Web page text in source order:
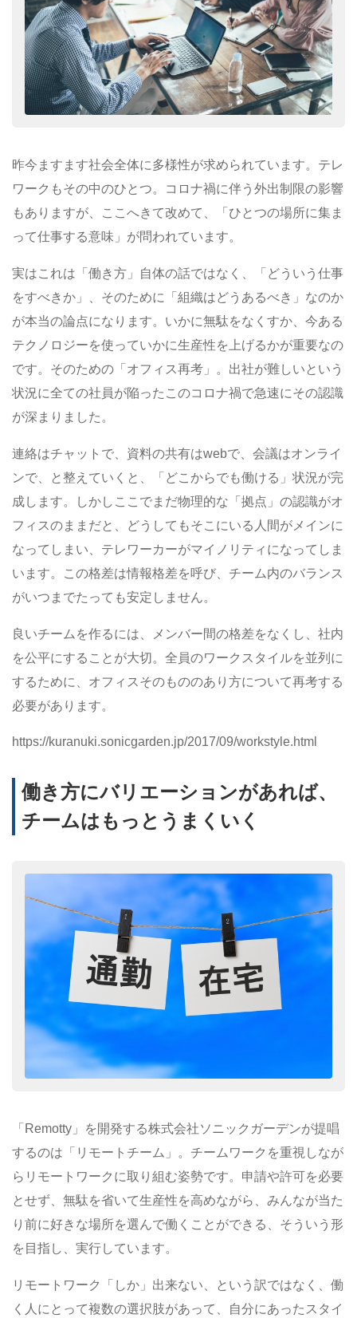
昨今ますます社会全体に多様性が求められています。テレ
ワークもその中のひとつ。コロナ禍に伴う外出制限の影響
もありますが、ここへきて改めて、「ひとつの場所に集ま
って仕事する意味」が問われています。
実はこれは「働き方」自体の話ではなく、「どういう仕事
をすべきか」、そのために「組織はどうあるべき」なのか
が本当の論点になります。いかに無駄をなくすか、今ある
テクノロジーを使っていかに生産性を上げるかが重要なの
です。そのための「オフィス再考」。出社が難しいという
状況に全ての社員が陥ったこのコロナ禍で急速にその認識
が深まりました。
連絡はチャットで、資料の共有はwebで、会議はオンライ
ンで、と整えていくと、「どこからでも働ける」状況が完
成します。しかしここでまだ物理的な「拠点」の認識がオ
フィスのままだと、どうしてもそこにいる人間がメインに
なってしまい、テレワーカーがマイノリティになってしま
います。この格差は情報格差を呼び、チーム内のバランス
がいつまでたっても安定しません。
良いチームを作るには、メンバー間の格差をなくし、社内
を公平にすることが大切。全員のワークスタイルを並列に
するために、オフィスそのもののあり方について再考する
必要があります。
https://kuranuki.sonicgarden.jp/2017/09/workstyle.html
働き方にバリエーションがあれば、
チームはもっとうまくいく
「Remotty」を開発する株式会社ソニックガーデンが提唱
するのは「リモートチーム」。チームワークを重視しなが
らリモートワークに取り組む姿勢です。申請や許可を必要
とせず、無駄を省いて生産性を高めながら、みんなが当た
り前に好きな場所を選んで働くことができる、そういう形
を目指し、実行しています。
リモートワーク「しか」出来ない、という訳ではなく、働
く人にとって複数の選択肢があって、自分にあったスタイ